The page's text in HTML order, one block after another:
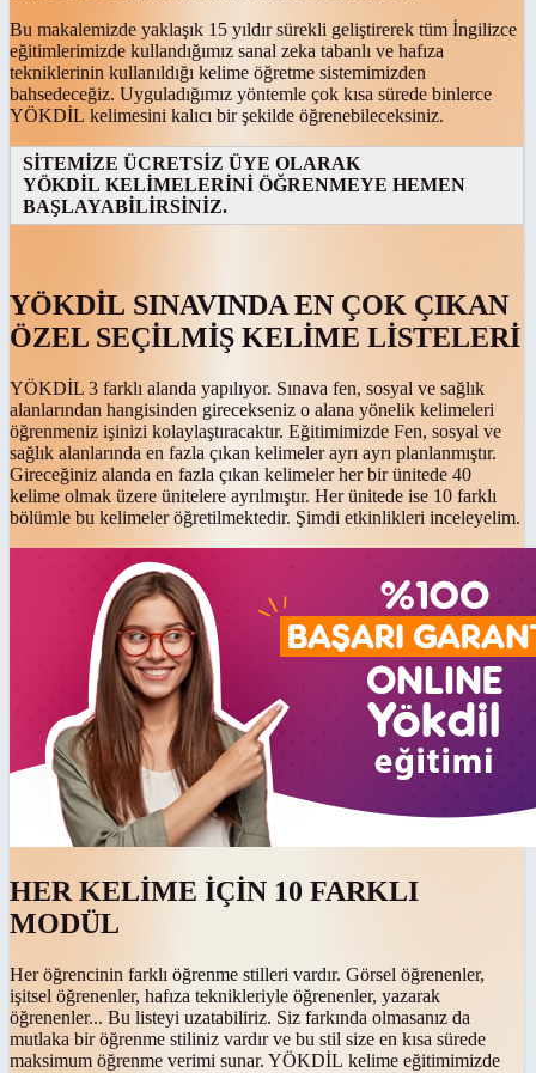
Bu makalemizde yaklaşık 15 yıldır sürekli geliştirerek tüm İngilizce
eğitimlerimizde kullandığımız sanal zeka tabanlı ve hafıza
tekniklerinin kullanıldığı kelime öğretme sistemimizden
bahsedeceğiz. Uyguladığımız yöntemle çok kısa sürede binlerce
YÖKDİL kelimesini kalıcı bir şekilde öğrenebileceksiniz.
SİTEMİZE ÜCRETSİZ ÜYE OLARAK
YÖKDİL KELİMELERİNİ ÖĞRENMEYE HEMEN
BAŞLAYABİLİRSİNİZ.
YÖKDİL SINAVINDA EN ÇOK ÇIKAN
ÖZEL SEÇİLMİŞ KELİME LİSTELERİ
YÖKDİL 3 farklı alanda yapılıyor. Sınava fen, sosyal ve sağlık
alanlarından hangisinden girecekseniz o alana yönelik kelimeleri
öğrenmeniz işinizi kolaylaştıracaktır. Eğitimimizde Fen, sosyal ve
sağlık alanlarında en fazla çıkan kelimeler ayrı ayrı planlanmıştır.
Gireceğiniz alanda en fazla çıkan kelimeler her bir ünitede 40
kelime olmak üzere ünitelere ayrılmıştır. Her ünitede ise 10 farklı
bölümle bu kelimeler öğretilmektedir. Şimdi etkinlikleri inceleyelim.
HER KELİME İÇİN 10 FARKLI
MODÜL
Her öğrencinin farklı öğrenme stilleri vardır. Görsel öğrenenler,
işitsel öğrenenler, hafıza teknikleriyle öğrenenler, yazarak
öğrenenler... Bu listeyi uzatabiliriz. Siz farkında olmasanız da
mutlaka bir öğrenme stiliniz vardır ve bu stil size en kısa sürede
maksimum öğrenme verimi sunar. YÖKDİL kelime eğitimimizde